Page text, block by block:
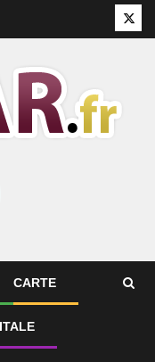
CARTE